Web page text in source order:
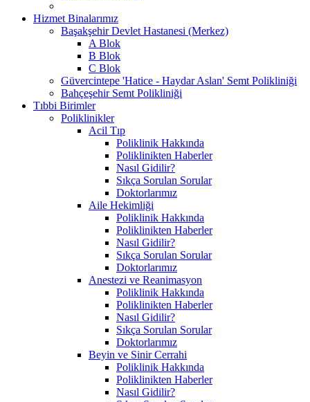
Hizmet Binalarımız
Başakşehir Devlet Hastanesi (Merkez)
A Blok
B Blok
C Blok
Güvercintepe 'Hatice - Haydar Aslan' Semt Polikliniği
Bahçeşehir Semt Polikliniği
Tıbbi Birimler
Poliklinikler
Acil Tıp
Poliklinik Hakkında
Poliklinikten Haberler
Nasıl Gidilir?
Sıkça Sorulan Sorular
Doktorlarımız
Aile Hekimliği
Poliklinik Hakkında
Poliklinikten Haberler
Nasıl Gidilir?
Sıkça Sorulan Sorular
Doktorlarımız
Anestezi ve Reanimasyon
Poliklinik Hakkında
Poliklinikten Haberler
Nasıl Gidilir?
Sıkça Sorulan Sorular
Doktorlarımız
Beyin ve Sinir Cerrahi
Poliklinik Hakkında
Poliklinikten Haberler
Nasıl Gidilir?